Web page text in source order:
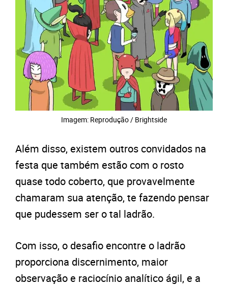
Imagem: Reprodução / Brightside
Além disso, existem outros convidados na
festa que também estão com o rosto
quase todo coberto, que provavelmente
chamaram sua atenção, te fazendo pensar
que pudessem ser o tal ladrão.
Com isso, o desafio encontre o ladrão
proporciona discernimento, maior
observação e raciocínio analítico ágil, e a